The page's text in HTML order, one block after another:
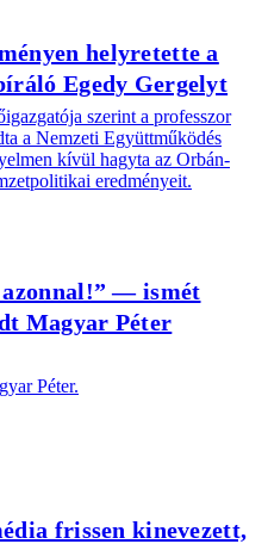
helyretette a
Egedy Gergelyt
szerint a professzor
a Nemzeti Együttműködés
kívül hagyta az Orbán-
eredményeit.
— ismét
Magyar Péter
Péter.
frissen kinevezett,